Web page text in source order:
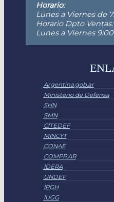
Horario:
Lunes a Viernes de
Horario Dpto Ventas:
Lunes a Viernes 9:00
Argentina.gob.ar
Ministerio de Defensa
SHN
SMN
CITEDEF
MINCYT
CONAE
COMPR.AR
IDERA
UNDEF
IPGH
IUGG